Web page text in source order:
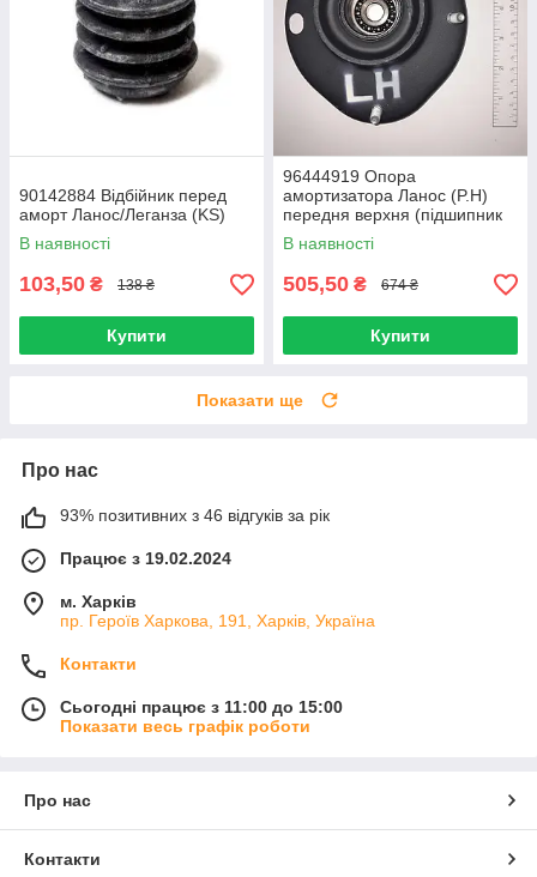
90142884 Відбійник перед
аморт Ланос/Леганза (KS)
В наявності
103,50 ₴ 138 ₴
Купити
96444919 Опора
амортизатора Ланос (P.H)
передня верхня (підшипник
KOYO) ліва (оригінал)
В наявності
505,50 ₴ 674 ₴
Купити
Показати ще
Про нас
93% позитивних з 46 відгуків за рік
Працює з 19.02.2024
м. Харків
пр. Героїв Харкова, 191, Харків, Україна
Контакти
Сьогодні працює з 11:00 до 15:00
Показати весь графік роботи
Про нас
Контакти